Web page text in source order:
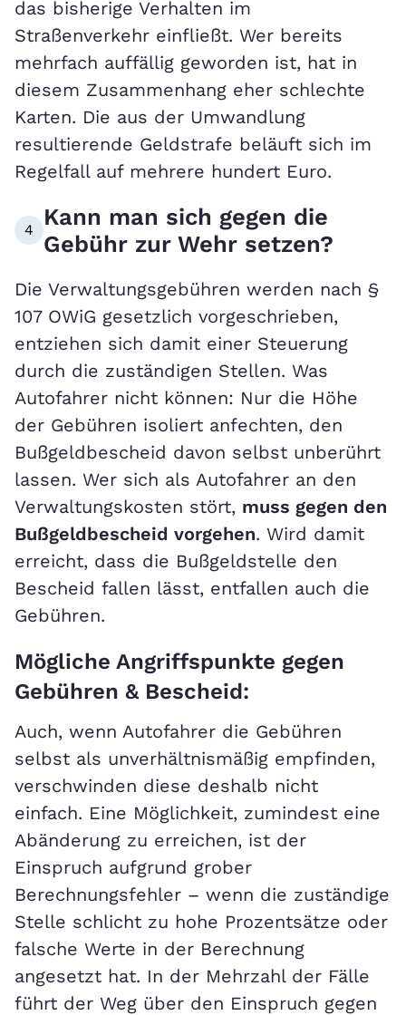
das bisherige Verhalten im
Straßenverkehr einfließt. Wer bereits
mehrfach auffällig geworden ist, hat in
diesem Zusammenhang eher schlechte
Karten. Die aus der Umwandlung
resultierende Geldstrafe beläuft sich im
Regelfall auf mehrere hundert Euro.
4
Kann man sich gegen die
Gebühr zur Wehr setzen?
Die Verwaltungsgebühren werden nach §
107 OWiG gesetzlich vorgeschrieben,
entziehen sich damit einer Steuerung
durch die zuständigen Stellen. Was
Autofahrer nicht können: Nur die Höhe
der Gebühren isoliert anfechten, den
Bußgeldbescheid davon selbst unberührt
lassen. Wer sich als Autofahrer an den
Verwaltungskosten stört, muss gegen den
Bußgeldbescheid vorgehen. Wird damit
erreicht, dass die Bußgeldstelle den
Bescheid fallen lässt, entfallen auch die
Gebühren.
Mögliche Angriffspunkte gegen
Gebühren & Bescheid:
Auch, wenn Autofahrer die Gebühren
selbst als unverhältnismäßig empfinden,
verschwinden diese deshalb nicht
einfach. Eine Möglichkeit, zumindest eine
Abänderung zu erreichen, ist der
Einspruch aufgrund grober
Berechnungsfehler – wenn die zuständige
Stelle schlicht zu hohe Prozentsätze oder
falsche Werte in der Berechnung
angesetzt hat. In der Mehrzahl der Fälle
führt der Weg über den Einspruch gegen